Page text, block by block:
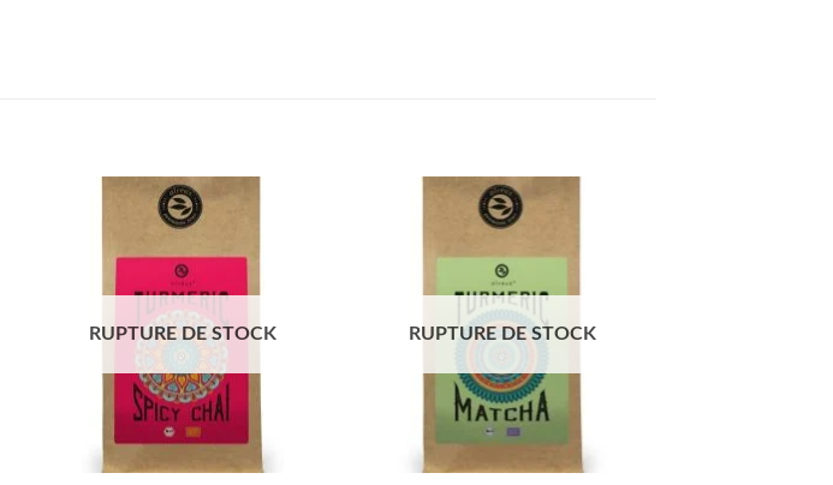
RUPTURE DE STOCK RUPTURE DE STOCK